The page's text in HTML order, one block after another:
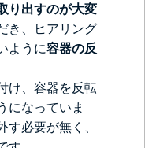
り出すのが大変
き、ヒアリング
ように容器の反
け、容器を反転
になっていま
必要が無く、